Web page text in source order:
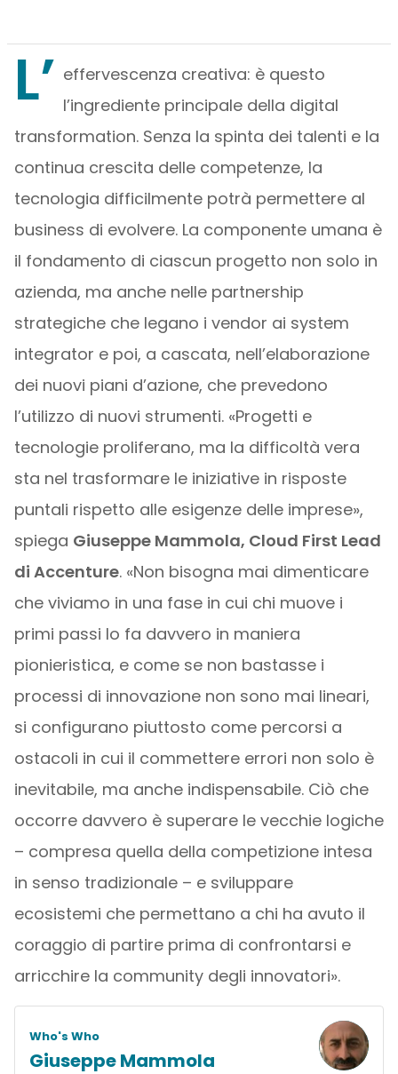
L’ effervescenza creativa: è questo
l’ingrediente principale della digital
transformation. Senza la spinta dei talenti e la
continua crescita delle competenze, la
tecnologia difficilmente potrà permettere al
business di evolvere. La componente umana è
il fondamento di ciascun progetto non solo in
azienda, ma anche nelle partnership
strategiche che legano i vendor ai system
integrator e poi, a cascata, nell’elaborazione
dei nuovi piani d’azione, che prevedono
l’utilizzo di nuovi strumenti. «Progetti e
tecnologie proliferano, ma la difficoltà vera
sta nel trasformare le iniziative in risposte
puntali rispetto alle esigenze delle imprese»,
spiega Giuseppe Mammola, Cloud First Lead
di Accenture. «Non bisogna mai dimenticare
che viviamo in una fase in cui chi muove i
primi passi lo fa davvero in maniera
pionieristica, e come se non bastasse i
processi di innovazione non sono mai lineari,
si configurano piuttosto come percorsi a
ostacoli in cui il commettere errori non solo è
inevitabile, ma anche indispensabile. Ciò che
occorre davvero è superare le vecchie logiche
– compresa quella della competizione intesa
in senso tradizionale – e sviluppare
ecosistemi che permettano a chi ha avuto il
coraggio di partire prima di confrontarsi e
arricchire la community degli innovatori».
Who's Who
Giuseppe Mammola